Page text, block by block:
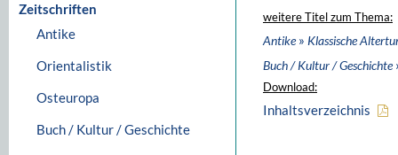
Zeitschriften
Antike
Orientalistik
Osteuropa
Buch / Kultur / Geschichte
weitere Titel zum Thema:
Antike» Klassische
Buch / Kultur / Geschichte
Download:
Inhaltsverzeichnis